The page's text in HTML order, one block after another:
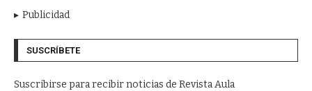
Publicidad
SUSCRÍBETE
Suscribirse para recibir noticias de Revista Aula